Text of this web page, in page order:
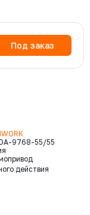
9768-55/55
действия
Под заказ